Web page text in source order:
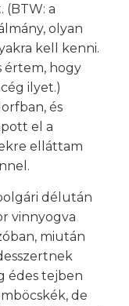
a
olyan
kell kenni.
értem, hogy
ilyet.)
és
el a
elláttam
délután
vinnyogva
miután
édes tejben
de